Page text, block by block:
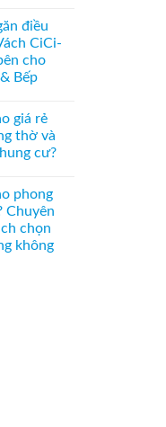
điều
CiCi-
cho
Bếp
giá rẻ
thờ và
cư?
phong
Chuyên
chọn
không